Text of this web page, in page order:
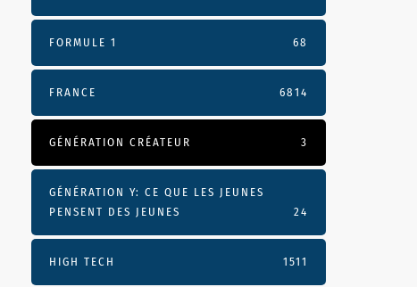
FORMULE 1 68
FRANCE 6814
GÉNÉRATION CRÉATEUR 3
GÉNÉRATION Y: CE QUE LES JEUNES
PENSENT DES JEUNES
24
HIGH TECH 1511